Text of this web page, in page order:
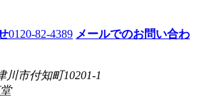
0120-82-4389 メールでのお問い合わ
市付知町10201-1